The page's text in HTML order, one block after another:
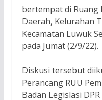
bertempat di Ruang
Daerah, Kelurahan
Kecamatan Luwuk
pada Jumat (2/9/22).
Diskusi tersebut
Perancang RUU
Badan Legislasi